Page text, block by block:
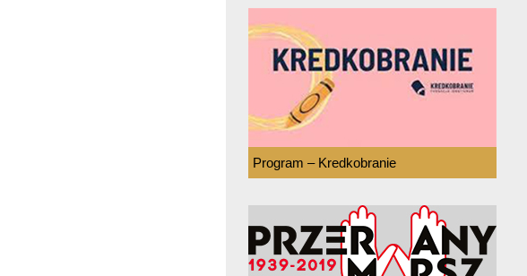
Program – Kredkobranie